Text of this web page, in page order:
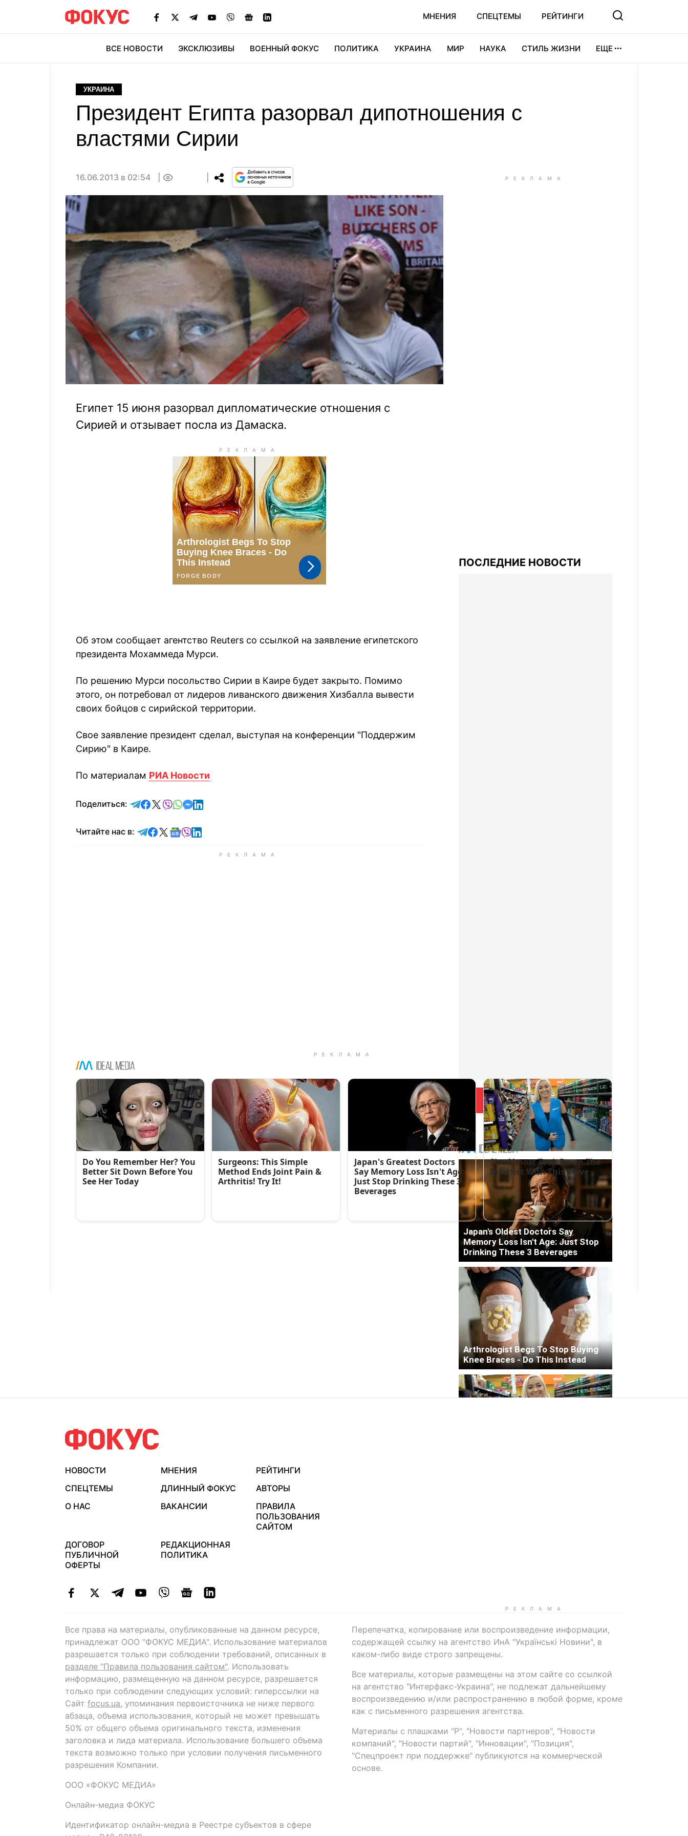
МНЕНИЯ СПЕЦТЕМЫ РЕЙТИНГИ
ВСЕ НОВОСТИ ЭКСКЛЮЗИВЫ ВОЕННЫЙ ФОКУС ПОЛИТИКА УКРАИНА МИР НАУКА СТИЛЬ ЖИЗНИ ЕЩЕ
УКРАИНА
Президент Египта разорвал дипотношения с
властями Сирии
16.06.2013 в 02:54
Египет 15 июня разорвал дипломатические отношения с
Сирией и отзывает посла из Дамаска.
Об этом сообщает агентство Reuters со ссылкой на заявление египетского
президента Мохаммеда Мурси.
По решению Мурси посольство Сирии в Каире будет закрыто. Помимо
этого, он потребовал от лидеров ливанского движения Хизбалла вывести
своих бойцов с сирийской территории.
Свое заявление президент сделал, выступая на конференции "Поддержим
Сирию" в Каире.
По материалам РИА Новости
Поделиться: отправить в Telegram
поделиться в Facebook
поделиться в X
отправить в Viber
отправить в Whatsapp
отправить в Messenger
отправить в LinkedIn
Читайте нас в: Читайте в Telegram
Читайте в Facebook
Читайте в X
Читайте в Google news
Читайте в Viber
Читайте в LinkedIn
ПОСЛЕДНИЕ НОВОСТИ
Больше новостей
НОВОСТИ МНЕНИЯ
РЕЙТИНГИ
СПЕЦТЕМЫ
ДЛИННЫЙ ФОКУС
АВТОРЫ
О НАС
ВАКАНСИИ
ПРАВИЛА
ПОЛЬЗОВАНИЯ
САЙТОМ
ДОГОВОР
ПУБЛИЧНОЙ
ОФЕРТЫ
РЕДАКЦИОННАЯ
ПОЛИТИКА
Все права на материалы, опубликованные на данном ресурсе,
принадлежат ООО "ФОКУС МЕДИА". Использование материалов
разрешается только при соблюдении требований, описанных в
разделе "Правила пользования сайтом". Использовать
информацию, размещенную на данном ресурсе, разрешается
только при соблюдении следующих условий: гиперссылки на
Сайт focus.ua, упоминания первоисточника не ниже первого
абзаца, объема использования, который не может превышать
50% от общего объема оригинального текста, изменения
заголовка и лида материала. Использование большего объема
текста возможно только при условии получения письменного
разрешения Компании.
ООО «ФОКУС МЕДИА»
Онлайн-медиа ФОКУС
Идентификатор онлайн-медиа в Реестре субъектов в сфере
Перепечатка, копирование или воспроизведение информации,
содержащей ссылку на агентство ИнА "Українські Новини", в
каком-либо виде строго запрещены.
Все материалы, которые размещены на этом сайте со ссылкой
на агентство "Интерфакс-Украина", не подлежат дальнейшему
воспроизведению и/или распространению в любой форме, кроме
как с письменного разрешения агентства.
Материалы с плашками "Р", "Новости партнеров", "Новости
компаний", "Новости партий", "Инновации", "Позиция",
"Спецпроект при поддержке" публикуются на коммерческой
основе.